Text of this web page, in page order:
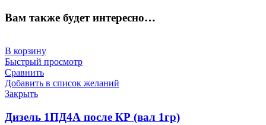
Вам также будет интересно…
В корзину
Быстрый просмотр
Сравнить
Добавить в список желаний
Закрыть
Дизель 1ПД4А после КР (вал 1гр)